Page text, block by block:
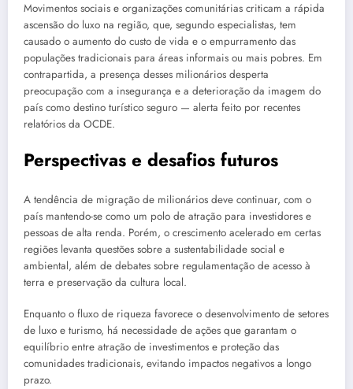
Movimentos sociais e organizações comunitárias criticam a rápida
ascensão do luxo na região, que, segundo especialistas, tem
causado o aumento do custo de vida e o empurramento das
populações tradicionais para áreas informais ou mais pobres. Em
contrapartida, a presença desses milionários desperta
preocupação com a insegurança e a deterioração da imagem do
país como destino turístico seguro — alerta feito por recentes
relatórios da OCDE.
Perspectivas e desafios futuros
A tendência de migração de milionários deve continuar, com o
país mantendo-se como um polo de atração para investidores e
pessoas de alta renda. Porém, o crescimento acelerado em certas
regiões levanta questões sobre a sustentabilidade social e
ambiental, além de debates sobre regulamentação de acesso à
terra e preservação da cultura local.
Enquanto o fluxo de riqueza favorece o desenvolvimento de setores
de luxo e turismo, há necessidade de ações que garantam o
equilíbrio entre atração de investimentos e proteção das
comunidades tradicionais, evitando impactos negativos a longo
prazo.